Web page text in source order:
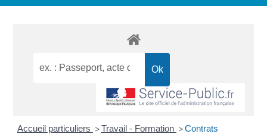
Accueil particuliers >Travail - Formation >Contrats